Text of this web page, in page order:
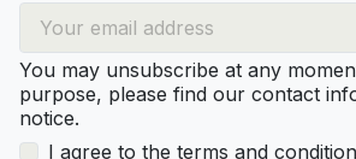
You may unsubscribe at any
purpose, please find our contact
notice.
I agree to the terms and